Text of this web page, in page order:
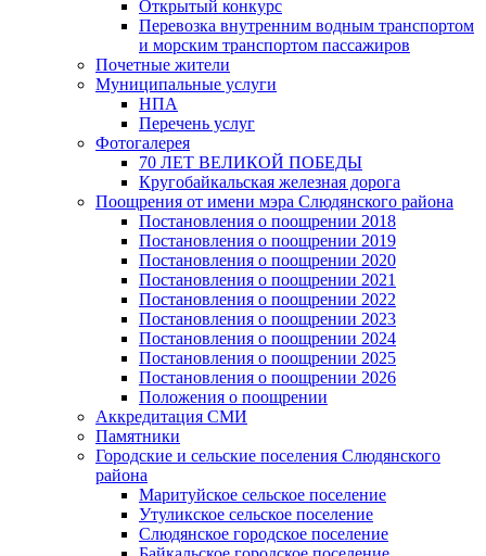
Открытый конкурс
Перевозка внутренним водным транспортом
и морским транспортом пассажиров
Почетные жители
Муниципальные услуги
НПА
Перечень услуг
Фотогалерея
70 ЛЕТ ВЕЛИКОЙ ПОБЕДЫ
Кругобайкальская железная дорога
Поощрения от имени мэра Слюдянского района
Постановления о поощрении 2018
Постановления о поощрении 2019
Постановления о поощрении 2020
Постановления о поощрении 2021
Постановления о поощрении 2022
Постановления о поощрении 2023
Постановления о поощрении 2024
Постановления о поощрении 2025
Постановления о поощрении 2026
Положения о поощрении
Аккредитация СМИ
Памятники
Городские и сельские поселения Слюдянского
района
Маритуйское сельское поселение
Утуликское сельское поселение
Слюдянское городское поселение